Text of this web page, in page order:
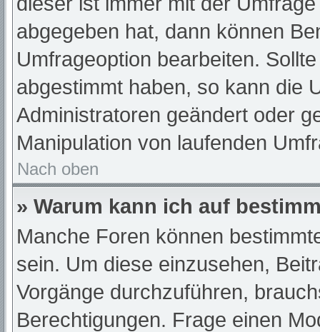
abgegeben hat, dann können
Umfrageoption bearbeiten.
abgestimmt haben, so kann die
Administratoren geändert oder
Manipulation von laufenden
Nach oben
» Warum kann ich auf
Manche Foren können
sein. Um diese einzusehen,
Vorgänge durchzuführen,
Berechtigungen. Frage einen